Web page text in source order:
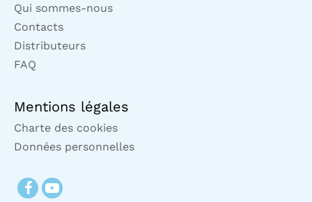
Qui sommes-nous
Contacts
Distributeurs
FAQ
Mentions légales
Charte des cookies
Données personnelles